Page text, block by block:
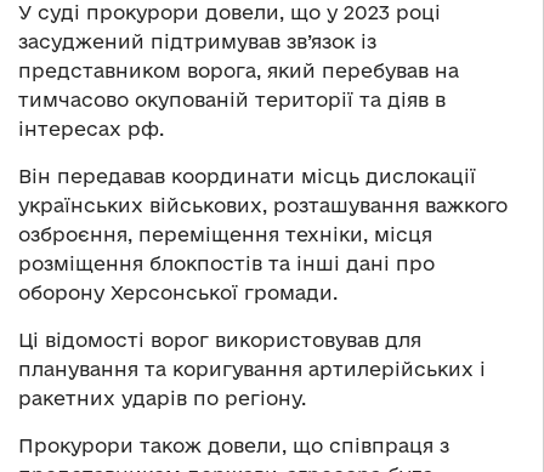
У суді прокурори довели, що у 2023 році
засуджений підтримував зв’язок із
представником ворога, який перебував на
тимчасово окупованій території та діяв в
інтересах рф.
Він передавав координати місць дислокації
українських військових, розташування важкого
озброєння, переміщення техніки, місця
розміщення блокпостів та інші дані про
оборону Херсонської громади.
Ці відомості ворог використовував для
планування та коригування артилерійських і
ракетних ударів по регіону.
Прокурори також довели, що співпраця з